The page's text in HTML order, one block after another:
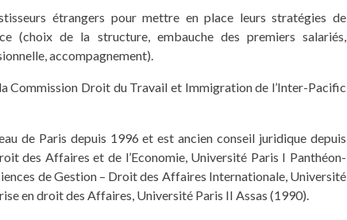
étrangers pour mettre en place leurs stratégies de
(choix de la structure, embauche des premiers salariés,
accompagnement).
Commission Droit du Travail et Immigration de l’Inter-Pacific
de Paris depuis 1996 et est ancien conseil juridique depuis
des Affaires et de l’Economie, Université Paris I Panthéon-
de Gestion – Droit des Affaires Internationale, Université
en droit des Affaires, Université Paris II Assas (1990).